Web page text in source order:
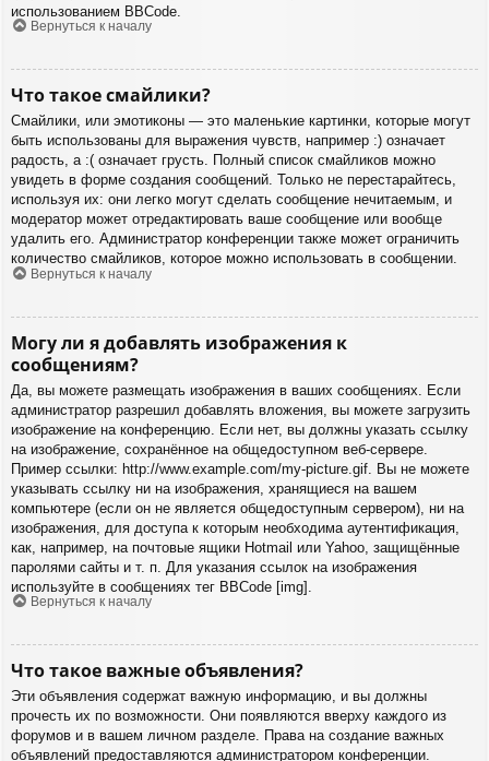
использованием BBCode.
Вернуться к началу
Что такое смайлики?
Смайлики, или эмотиконы — это маленькие картинки, которые могут
быть использованы для выражения чувств, например :) означает
радость, а :( означает грусть. Полный список смайликов можно
увидеть в форме создания сообщений. Только не перестарайтесь,
используя их: они легко могут сделать сообщение нечитаемым, и
модератор может отредактировать ваше сообщение или вообще
удалить его. Администратор конференции также может ограничить
количество смайликов, которое можно использовать в сообщении.
Вернуться к началу
Могу ли я добавлять изображения к
сообщениям?
Да, вы можете размещать изображения в ваших сообщениях. Если
администратор разрешил добавлять вложения, вы можете загрузить
изображение на конференцию. Если нет, вы должны указать ссылку
на изображение, сохранённое на общедоступном веб-сервере.
Пример ссылки: http://www.example.com/my-picture.gif. Вы не можете
указывать ссылку ни на изображения, хранящиеся на вашем
компьютере (если он не является общедоступным сервером), ни на
изображения, для доступа к которым необходима аутентификация,
как, например, на почтовые ящики Hotmail или Yahoo, защищённые
паролями сайты и т. п. Для указания ссылок на изображения
используйте в сообщениях тег BBCode [img].
Вернуться к началу
Что такое важные объявления?
Эти объявления содержат важную информацию, и вы должны
прочесть их по возможности. Они появляются вверху каждого из
форумов и в вашем личном разделе. Права на создание важных
объявлений предоставляются администратором конференции.